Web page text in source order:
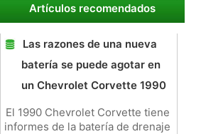
Artículos recomendados
Las razones de una nueva
batería se puede agotar en
un Chevrolet Corvette 1990
El 1990 Chevrolet Corvette tiene
informes de la batería de drenaje